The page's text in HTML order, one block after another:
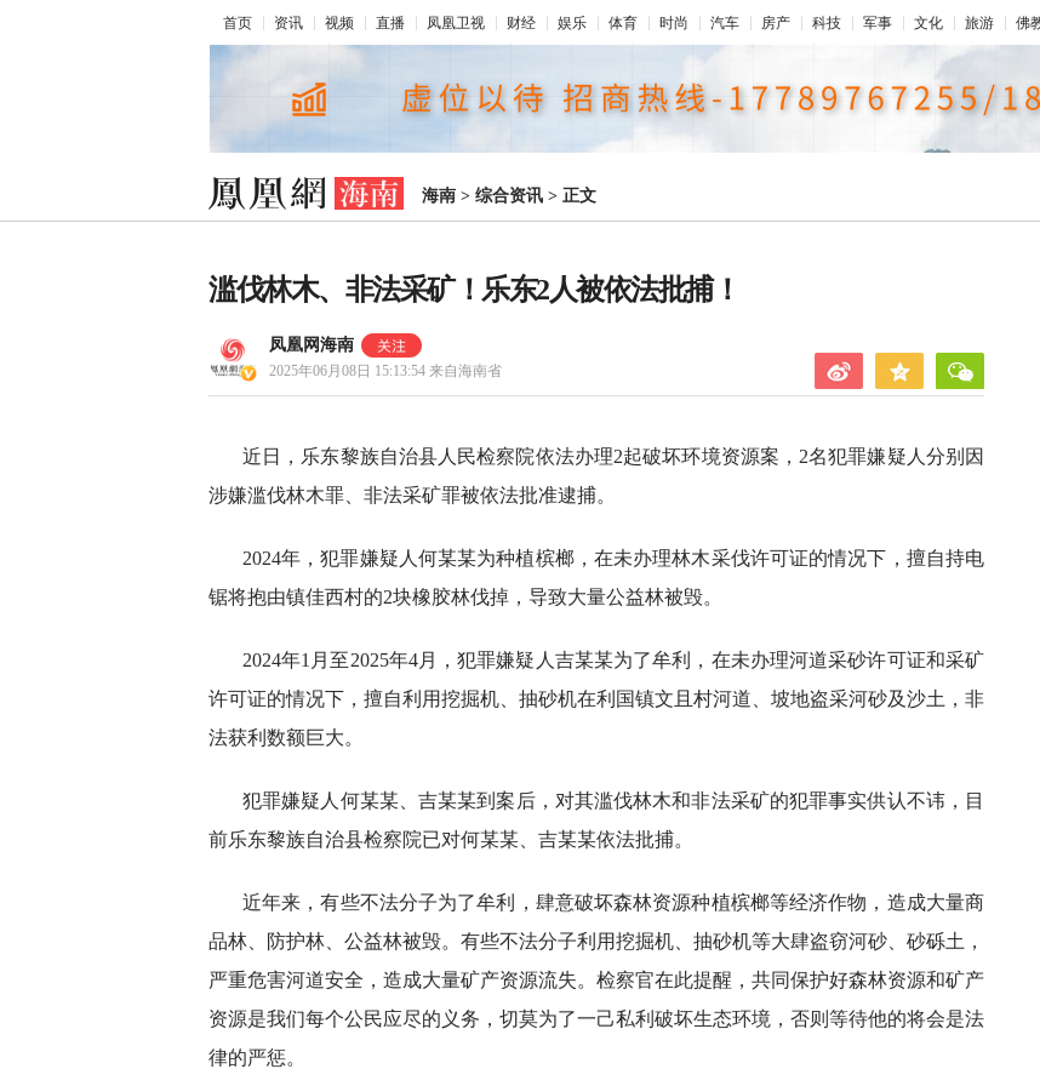
首页 资讯 视频 直播 凤凰卫视 财经 娱乐 体育 时尚 汽车 房产 科技 军事 文化 旅游 佛
海南 > 综合资讯 > 正文
滥伐林木、非法采矿！乐东2人被依法批捕！
凤凰网海南
2025年06月08日 15:13:54 来自海南省
近日，乐东黎族自治县人民检察院依法办理2起破坏环境资源案，2名犯罪嫌疑人分别因
涉嫌滥伐林木罪、非法采矿罪被依法批准逮捕。
2024年，犯罪嫌疑人何某某为种植槟榔，在未办理林木采伐许可证的情况下，擅自持电
锯将抱由镇佳西村的2块橡胶林伐掉，导致大量公益林被毁。
2024年1月至2025年4月，犯罪嫌疑人吉某某为了牟利，在未办理河道采砂许可证和采矿
许可证的情况下，擅自利用挖掘机、抽砂机在利国镇文且村河道、坡地盗采河砂及沙土，非
法获利数额巨大。
犯罪嫌疑人何某某、吉某某到案后，对其滥伐林木和非法采矿的犯罪事实供认不讳，目
前乐东黎族自治县检察院已对何某某、吉某某依法批捕。
近年来，有些不法分子为了牟利，肆意破坏森林资源种植槟榔等经济作物，造成大量商
品林、防护林、公益林被毁。有些不法分子利用挖掘机、抽砂机等大肆盗窃河砂、砂砾土，
严重危害河道安全，造成大量矿产资源流失。检察官在此提醒，共同保护好森林资源和矿产
资源是我们每个公民应尽的义务，切莫为了一己私利破坏生态环境，否则等待他的将会是法
律的严惩。